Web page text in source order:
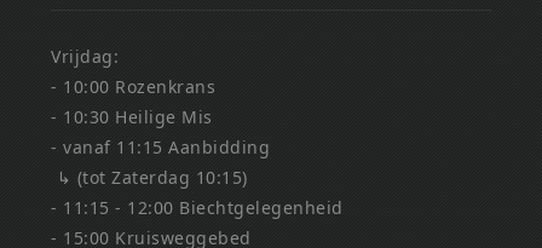
Vrijdag:
- 10:00 Rozenkrans
- 10:30 Heilige Mis
- vanaf 11:15 Aanbidding
↳ (tot Zaterdag 10:15)
- 11:15 - 12:00 Biechtgelegenheid
- 15:00 Kruisweggebed